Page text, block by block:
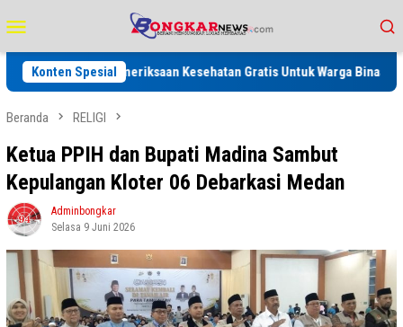
ke
kontenMobile
Konten Spesial
Pemeriksaan Kesehatan Gratis Untuk Warga Binaan dan Keluarga
Beranda RELIGI
Ketua PPIH dan Bupati Madina Sambut
Kepulangan Kloter 06 Debarkasi Medan
Adminbongkar
Selasa 9 Juni 2026